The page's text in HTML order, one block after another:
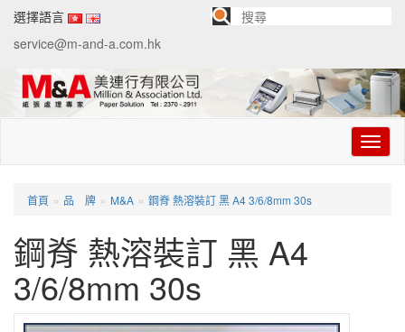
選擇語言
service@m-and-a.com.hk
切
换
首頁 » 品 牌 » M&A » 鋼脊 熱溶裝訂 黑 A4 3/6/8mm 30s
鋼脊 熱溶裝訂 黑 A4
3/6/8mm 30s